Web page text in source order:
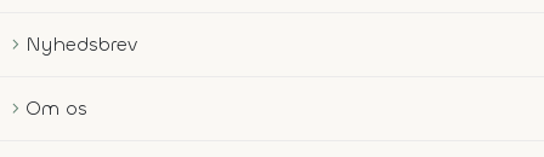
Nyhedsbrev
Om os